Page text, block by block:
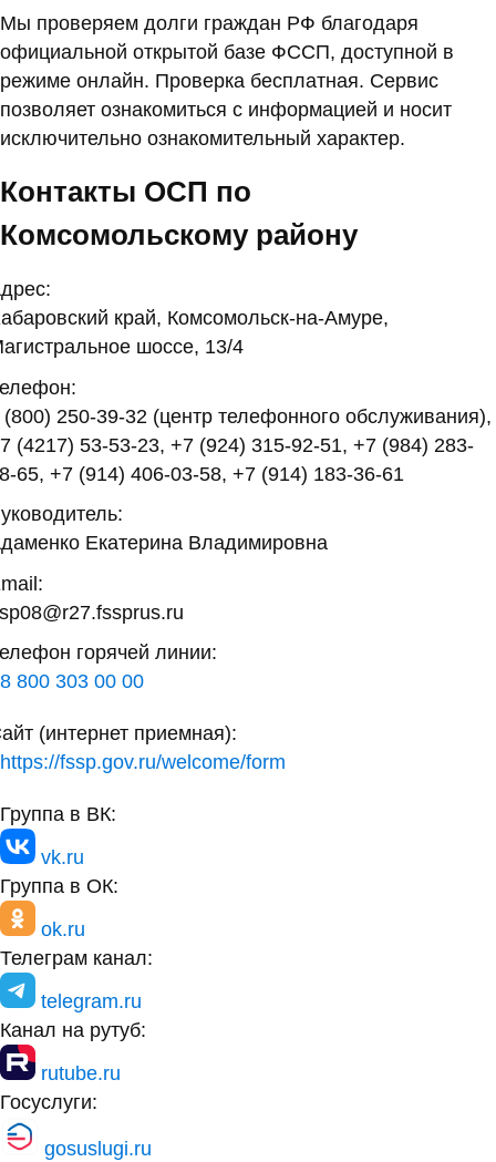
Мы проверяем долги граждан РФ благодаря
официальной открытой базе ФССП, доступной в
режиме онлайн. Проверка бесплатная. Сервис
позволяет ознакомиться с информацией и носит
исключительно ознакомительный характер.
Контакты ОСП по
Комсомольскому району
край, Комсомольск-на-Амуре,
шоссе, 13/4
(800) 250-39-32 (центр телефонного обслуживания),
(4217) 53-53-23, +7 (924) 315-92-51, +7 (984) 283-
65, +7 (914) 406-03-58, +7 (914) 183-36-61
Екатерина Владимировна
горячей линии:
8 800 303 00 00
(интернет приемная):
https://fssp.gov.ru/welcome/form
Группа в ВК:
vk.ru
Группа в ОК:
ok.ru
Телеграм канал:
telegram.ru
Канал на рутуб:
rutube.ru
Госуслуги:
gosuslugi.ru